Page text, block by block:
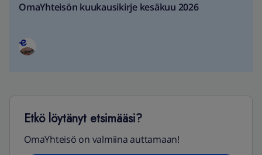
OmaYhteisön kuukausikirje kesäkuu 2026
Etkö löytänyt etsimääsi?
OmaYhteisö on valmiina auttamaan!